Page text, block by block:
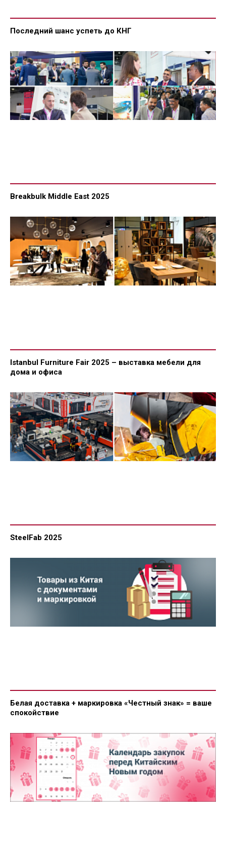
Последний шанс успеть до КНГ
Breakbulk Middle East 2025
Istanbul Furniture Fair 2025 – выставка мебели для
дома и офиса
SteelFab 2025
Белая доставка + маркировка «Честный знак» = ваше
спокойствие